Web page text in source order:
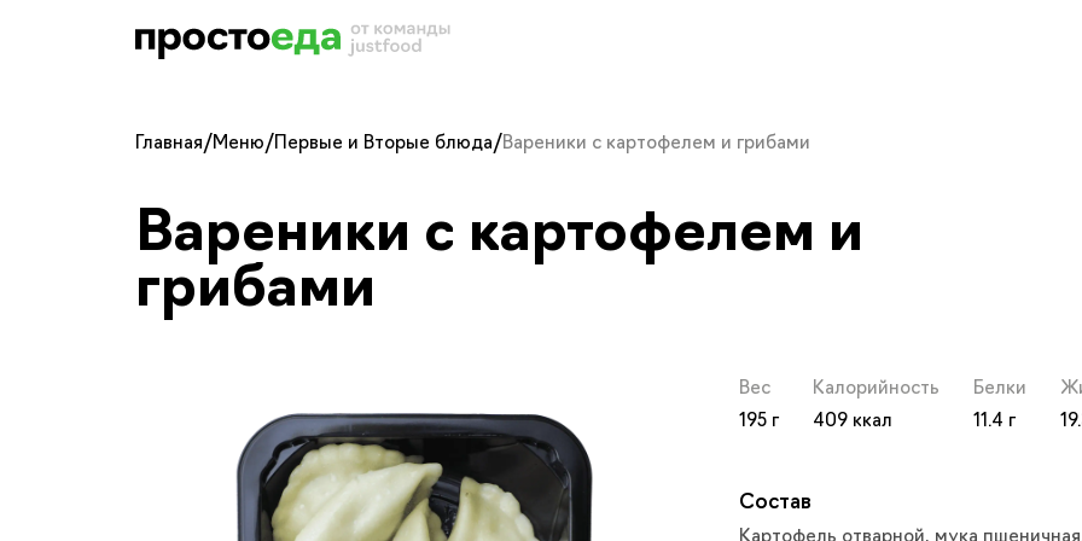
Главная/Меню/Первые и Вторые блюда/Вареники с картофелем и грибами
Вареники с картофелем и грибами с
Вареники с картофелем и
грибами
Вес
195
Калорийность
409
Белки
11.4
Состав
Картофель отварной, мука